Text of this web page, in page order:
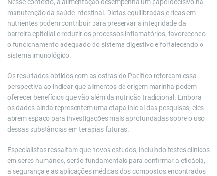
Nesse contexto, a alimentação desempenha um papel decisivo na
manutenção da saúde intestinal. Dietas equilibradas e ricas em
nutrientes podem contribuir para preservar a integridade da
barreira epitelial e reduzir os processos inflamatórios, favorecendo
o funcionamento adequado do sistema digestivo e fortalecendo o
sistema imunológico.
Os resultados obtidos com as ostras do Pacífico reforçam essa
perspectiva ao indicar que alimentos de origem marinha podem
oferecer benefícios que vão além da nutrição tradicional. Embora
os dados ainda representem uma etapa inicial das pesquisas, eles
abrem espaço para investigações mais aprofundadas sobre o uso
dessas substâncias em terapias futuras.
Especialistas ressaltam que novos estudos, incluindo testes clínicos
em seres humanos, serão fundamentais para confirmar a eficácia,
a segurança e as aplicações médicas dos compostos encontrados